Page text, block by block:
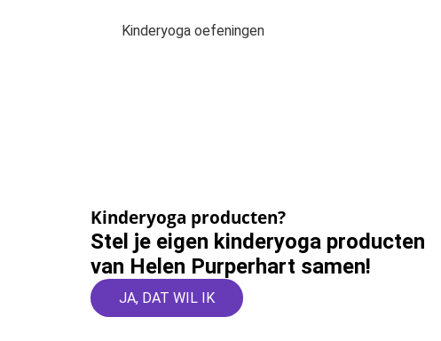
Kinderyoga oefeningen
Kinderyoga producten?
Stel je eigen kinderyoga producten
van Helen Purperhart samen!
JA, DAT WIL IK